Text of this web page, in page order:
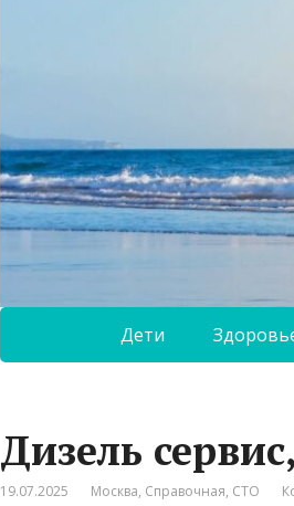
Дети
Дизель
19.07.2025 Москва, Справочная, СТО